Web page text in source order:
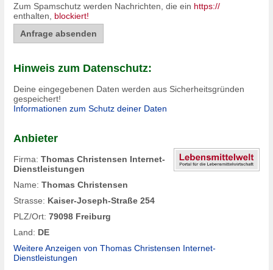
Zum Spamschutz werden Nachrichten, die ein https://
enthalten, blockiert!
Hinweis zum Datenschutz:
Deine eingegebenen Daten werden aus Sicherheitsgründen
gespeichert!
Informationen zum Schutz deiner Daten
Anbieter
Firma: Thomas Christensen Internet-
Dienstleistungen
Name: Thomas Christensen
Strasse: Kaiser-Joseph-Straße 254
PLZ/Ort: 79098 Freiburg
Land: DE
Weitere Anzeigen von Thomas Christensen Internet-
Dienstleistungen